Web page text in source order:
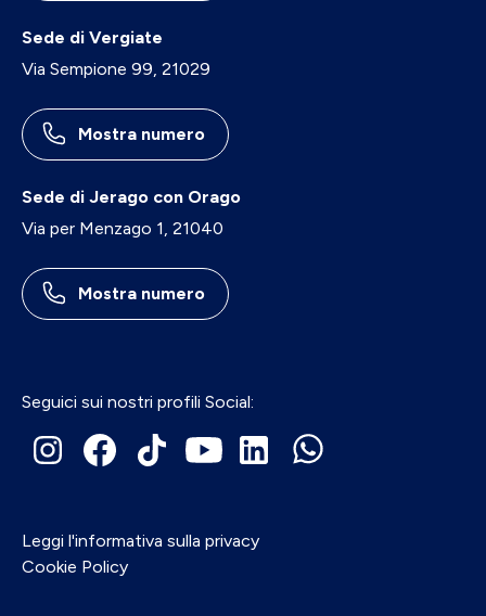
Sede di Vergiate
Via Sempione 99, 21029
Mostra numero
Sede di Jerago con Orago
Via per Menzago 1, 21040
Mostra numero
Seguici sui nostri profili Social:
Leggi l'informativa sulla privacy
Cookie Policy